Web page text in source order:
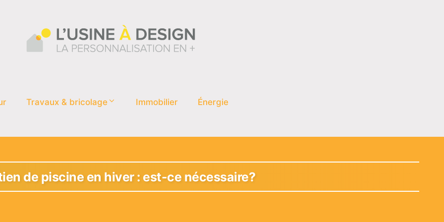
Travaux & bricolage Immobilier Énergie
de piscine en hiver : est-ce nécessaire?